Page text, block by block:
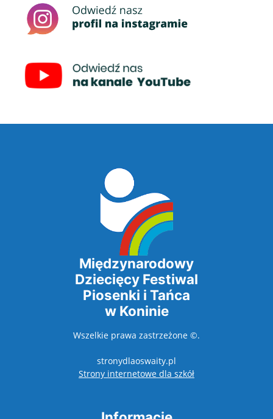
Międzynarodowy
Dziecięcy Festiwal
Piosenki i Tańca
w Koninie
Wszelkie prawa zastrzeżone ©.
stronydlaoswaity.pl
Strony internetowe dla szkółotwiera się w